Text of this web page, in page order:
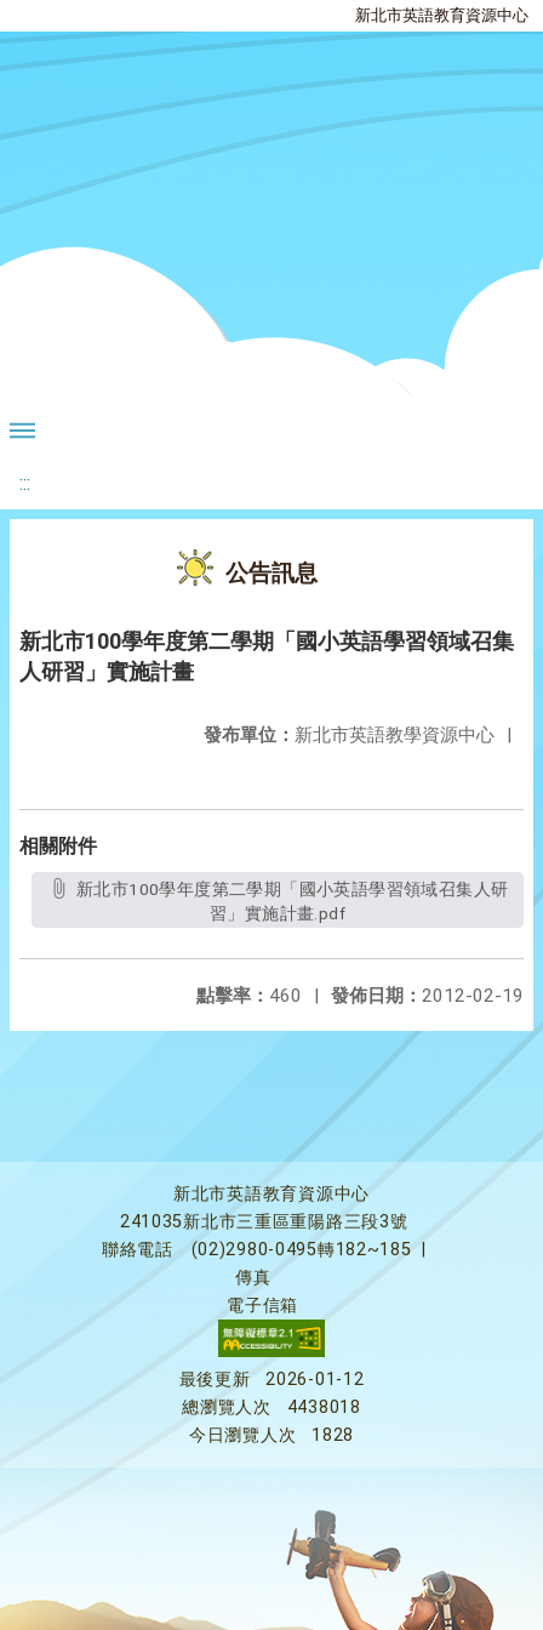
新北市英語教育資源中心
:::
公告訊息
新北市100學年度第二學期「國小英語學習領域召集
人研習」實施計畫
發布單位： 新北市英語教學資源中心 |
相關附件
習」實施計畫.pdf
發佈日期： 2012-02-19
點擊率： 460 |
新北市英語教育資源中心
241035新北市三重區重陽路三段3號
聯絡電話
(02)2980-0495轉182~185
傳真
電子信箱
最後更新
2026-01-12
總瀏覽人次
4438018
今日瀏覽人次
1828